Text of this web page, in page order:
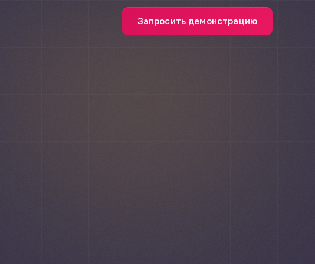
Запросить демонстрацию